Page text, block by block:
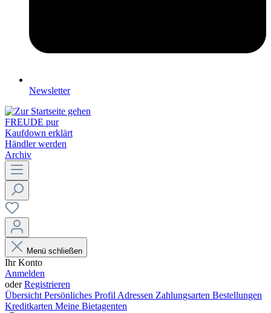
Newsletter
FREUDE pur
Kaufdown erklärt
Händler werden
Archiv
Menü schließen
Ihr Konto
Anmelden
oderRegistrieren
Übersicht Persönliches Profil Adressen Zahlungsarten Bestellungen
Kreditkarten Meine Bietagenten